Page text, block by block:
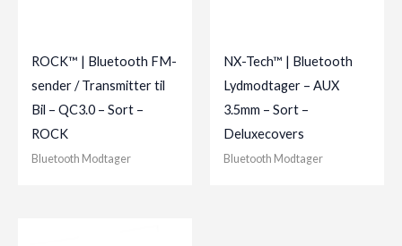
ROCK™ | Bluetooth FM-
sender / Transmitter til
Bil – QC3.0 – Sort –
ROCK
Bluetooth Modtager
NX-Tech™ | Bluetooth
Lydmodtager – AUX
3.5mm – Sort –
Deluxecovers
Bluetooth Modtager